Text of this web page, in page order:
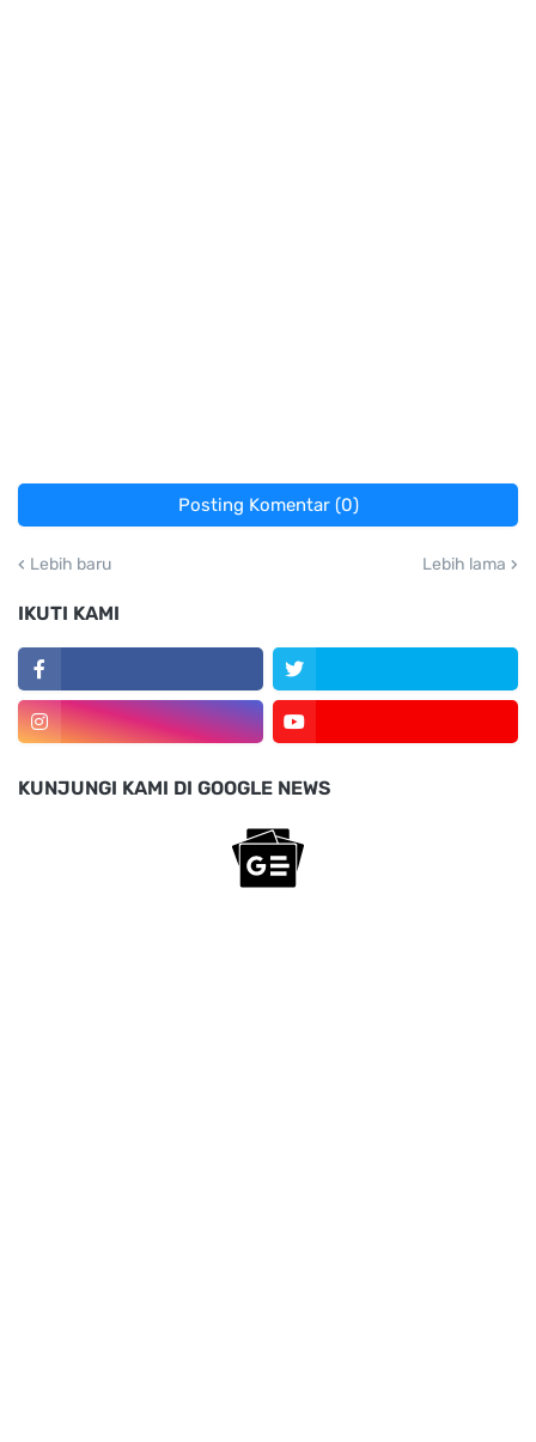
Posting Komentar (0)
Lebih baru Lebih lama
IKUTI KAMI
KUNJUNGI KAMI DI GOOGLE NEWS